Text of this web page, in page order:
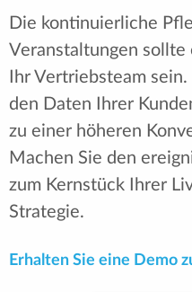
Die kontinuierliche
Veranstaltungen
Ihr Vertriebsteam
den Daten Ihrer
zu einer höheren
Machen Sie den
zum Kernstück Ihrer
Strategie.
Erhalten Sie eine Demo